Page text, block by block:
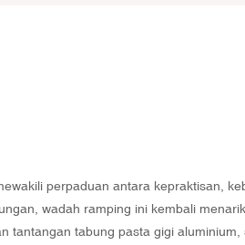
perpaduan antara kepraktisan,
wadah ramping ini kembali
tantangan tabung pasta gigi